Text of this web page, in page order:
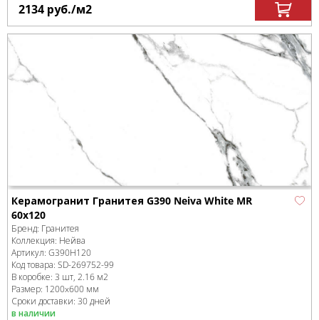
2134 руб./м2
Керамогранит Гранитея G390 Neiva White MR
60x120
Бренд: Гранитея
Коллекция: Нейва
Артикул: G390Н120
Код товара: SD-269752-99
В коробке: 3 шт, 2.16 м2
Размер: 1200x600 мм
Сроки доставки: 30 дней
в наличии